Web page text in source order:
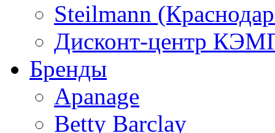
Steilmann
Дисконт-центр
Бренды
Apanage
Betty Barclay